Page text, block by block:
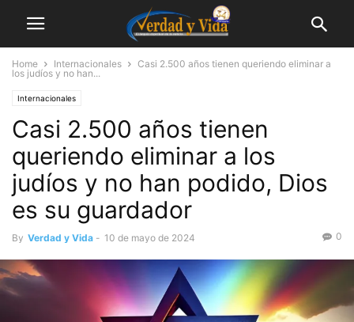
Home Internacionales
Casi 2.500 años tienen queriendo eliminar a
los judíos y no han...
Internacionales
Casi 2.500 años tienen
queriendo eliminar a los
judíos y no han podido, Dios
es su guardador
By Verdad y Vida - 10 de mayo de 2024 0